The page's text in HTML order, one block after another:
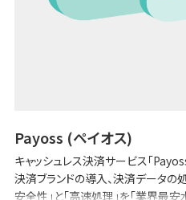
Payoss (ペイオス)
キャッシュレス決済サービス「
決済ブランドの導入、決済データの
安全性」と「高速処理」を「業界最